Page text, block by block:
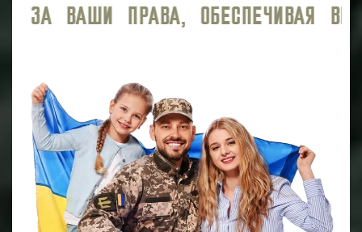
УРОВЕНЬ ЮРИДИЧЕСКОГО